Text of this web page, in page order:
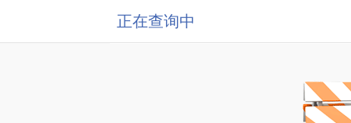
正在查询中